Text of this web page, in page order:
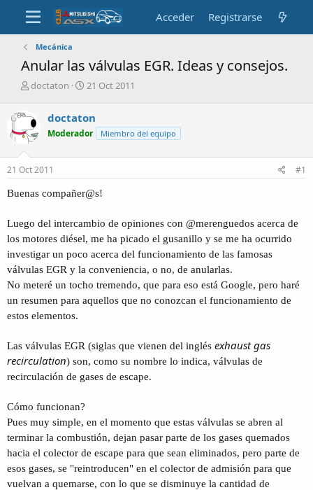
Acceder Registrarse
Mecánica
Anular las válvulas EGR. Ideas y consejos.
A
o
r
doctaton
F
h
a
e
i
i
o
21 Oct 2011
doctaton
Moderador Miembro del equipo
21 Oct 2011 #1
Buenas compañer@s!
Luego del intercambio de opiniones con @merenguedos acerca de
los motores diésel, me ha picado el gusanillo y se me ha ocurrido
investigar un poco acerca del funcionamiento de las famosas
válvulas EGR y la conveniencia, o no, de anularlas.
No meteré un tocho tremendo, que para eso está Google, pero haré
un resumen para aquellos que no conozcan el funcionamiento de
estos elementos.
Las válvulas EGR (siglas que vienen del inglés exhaust gas
recirculation) son, como su nombre lo indica, válvulas de
recirculación de gases de escape.
Cómo funcionan?
Pues muy simple, en el momento que estas válvulas se abren al
terminar la combustión, dejan pasar parte de los gases quemados
hacia el colector de escape para que sean eliminados, pero parte de
esos gases, se "reintroducen" en el colector de admisión para que
vuelvan a quemarse, con lo que se disminuye la cantidad de